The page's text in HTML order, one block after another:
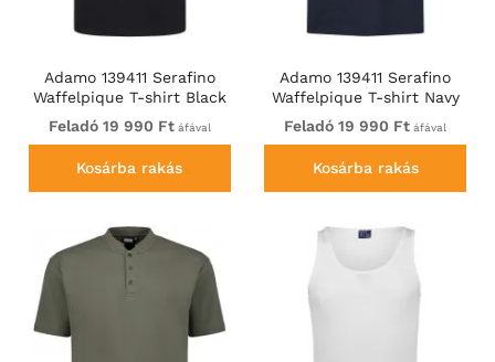
Adamo 139411 Serafino
Waffelpique T-shirt Black
Feladó 19 990 Ftáfával
Kosárba rakás
Adamo 139411 Serafino
Waffelpique T-shirt Navy
Feladó 19 990 Ft áfával
Kosárba rakás